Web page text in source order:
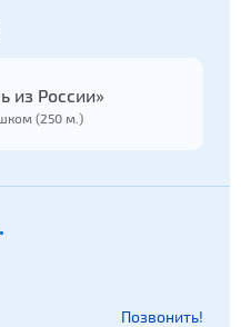
из России»
(250 м.)
Позвонить!